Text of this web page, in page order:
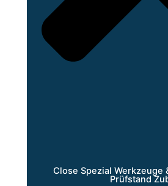
Close Spezial Werkzeuge
Prüfstand